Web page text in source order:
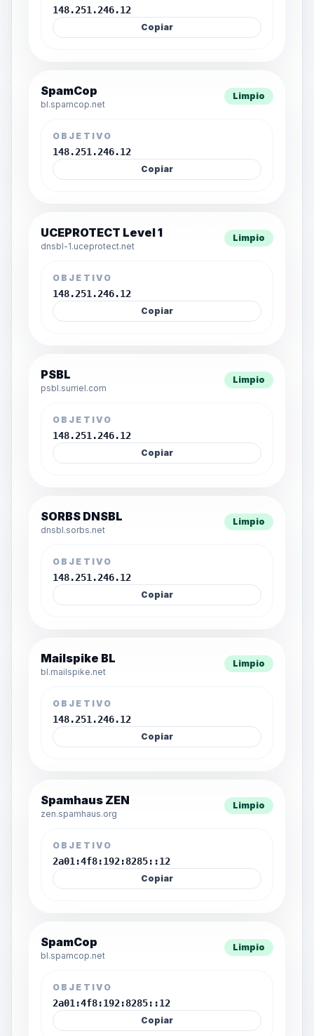
148.251.246.12
Copiar
SpamCop
bl.spamcop.net
Limpio
OBJETIVO
148.251.246.12
Copiar
UCEPROTECT Level 1
dnsbl-1.uceprotect.net
Limpio
OBJETIVO
148.251.246.12
Copiar
PSBL
psbl.surriel.com
Limpio
OBJETIVO
148.251.246.12
Copiar
SORBS DNSBL
dnsbl.sorbs.net
Limpio
OBJETIVO
148.251.246.12
Copiar
Mailspike BL
bl.mailspike.net
Limpio
OBJETIVO
148.251.246.12
Copiar
Spamhaus ZEN
zen.spamhaus.org
Limpio
OBJETIVO
2a01:4f8:192:8285::12
Copiar
SpamCop
bl.spamcop.net
Limpio
OBJETIVO
2a01:4f8:192:8285::12
Copiar